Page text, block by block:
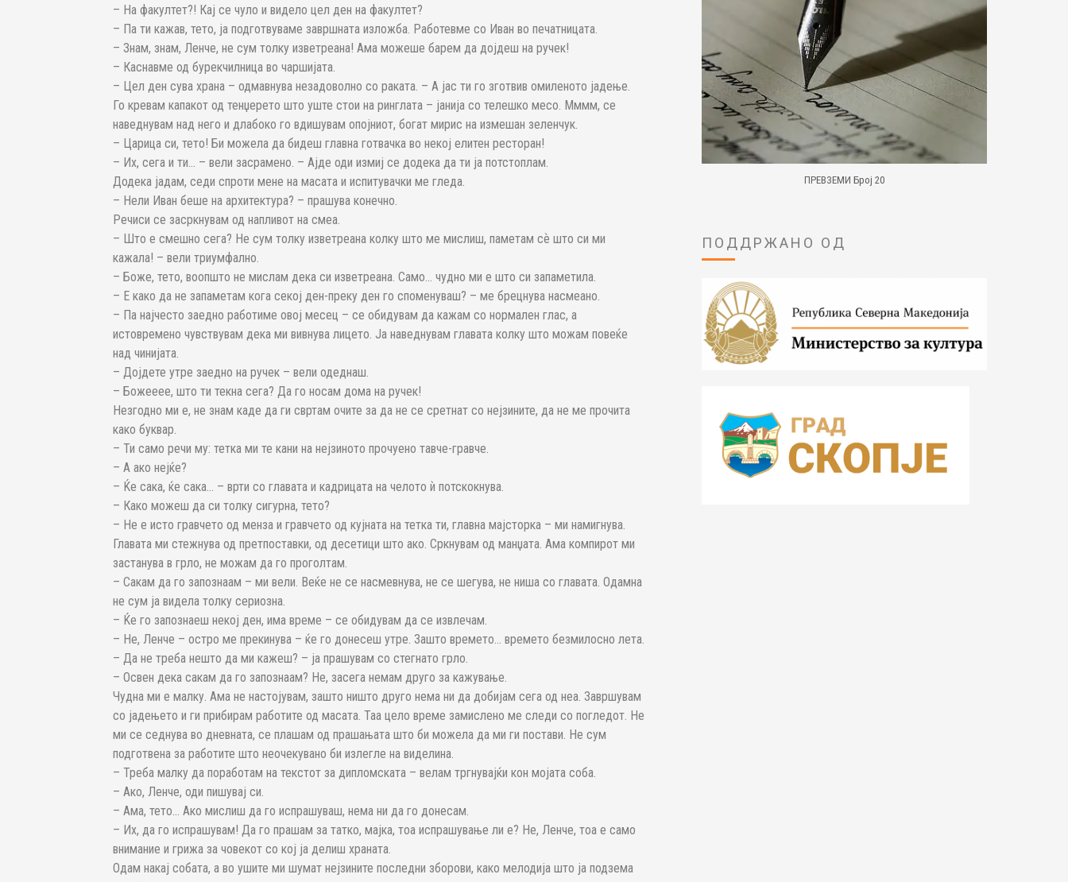
– На факултет?! Кај се чуло и видело цел ден на факултет?
– Па ти кажав, тето, ја подготвуваме завршната изложба. Работевме со Иван во печатницата.
– Знам, знам, Ленче, не сум толку изветреана! Ама можеше барем да дојдеш на ручек!
– Каснавме од бурекчилница во чаршијата.
– Цел ден сува храна – одмавнува незадоволно со раката. – А јас ти го зготвив омиленото јадење.
Го кревам капакот од тенџерето што уште стои на ринглата – јанија со телешко месо. Мммм, се
наведнувам над него и длабоко го вдишувам опојниот, богат мирис на измешан зеленчук.
– Царица си, тето! Би можела да бидеш главна готвачка во некој елитен ресторан!
– Их, сега и ти… – вели засрамено. – Ајде оди измиј се додека да ти ја потстоплам.
Додека јадам, седи спроти мене на масата и испитувачки ме гледа.
– Нели Иван беше на архитектура? – прашува конечно.
Речиси се засркнувам од напливот на смеа.
– Што е смешно сега? Не сум толку изветреана колку што ме мислиш, паметам сѐ што си ми
кажала! – вели триумфално.
– Боже, тето, воопшто не мислам дека си изветреана. Само… чудно ми е што си запаметила.
– Е како да не запаметам кога секој ден-преку ден го споменуваш? – ме брецнува насмеано.
– Па најчесто заедно работиме овој месец – се обидувам да кажам со нормален глас, а
истовремено чувствувам дека ми вивнува лицето. Ја наведнувам главата колку што можам повеќе
над чинијата.
– Дојдете утре заедно на ручек – вели одеднаш.
– Божееее, што ти текна сега? Да го носам дома на ручек!
Незгодно ми е, не знам каде да ги свртам очите за да не се сретнат со нејзините, да не ме прочита
како буквар.
– Ти само речи му: тетка ми те кани на нејзиното прочуено тавче-гравче.
– А ако нејќе?
– Ќе сака, ќе сака… – врти со главата и кадрицата на челото ѝ потскокнува.
– Како можеш да си толку сигурна, тето?
– Не е исто гравчето од менза и гравчето од кујната на тетка ти, главна мајсторка – ми намигнува.
Главата ми стежнува од претпоставки, од десетици што ако. Сркнувам од манџата. Ама компирот ми
застанува в грло, не можам да го проголтам.
– Сакам да го запознаам – ми вели. Веќе не се насмевнува, не се шегува, не ниша со главата. Одамна
не сум ја видела толку сериозна.
– Ќе го запознаеш некој ден, има време – се обидувам да се извлечам.
– Не, Ленче – остро ме прекинува – ќе го донесеш утре. Зашто времето… времето безмилосно лета.
– Да не треба нешто да ми кажеш? – ја прашувам со стегнато грло.
– Освен дека сакам да го запознаам? Не, засега немам друго за кажување.
Чудна ми е малку. Ама не настојувам, зашто ништо друго нема ни да добијам сега од неа. Завршувам
со јадењето и ги прибирам работите од масата. Таа цело време замислено ме следи со погледот. Не
ми се седнува во дневната, се плашам од прашањата што би можела да ми ги постави. Не сум
подготвена за работите што неочекувано би излегле на виделина.
– Треба малку да поработам на текстот за дипломската – велам тргнувајќи кон мојата соба.
– Ако, Ленче, оди пишувај си.
– Ама, тето… Ако мислиш да го испрашуваш, нема ни да го донесам.
– Их, да го испрашувам! Да го прашам за татко, мајка, тоа испрашување ли е? Не, Ленче, тоа е само
внимание и грижа за човекот со кој ја делиш храната.
Одам накај собата, а во ушите ми шумат нејзините последни зборови, како мелодија што ја подзема
ПРЕВЗЕМИ Број 20
ПОДДРЖАНО ОД